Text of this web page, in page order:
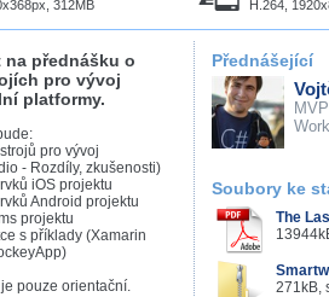
312MB H.264,
přednášku o
pro vývoj
platformy.
pro vývoj
- Rozdíly, zkušenosti)
iOS projektu
Android projektu
projektu
s příklady (Xamarin
pouze orientační.
Přednášející
MVP
Soubory ke
The
271kB,